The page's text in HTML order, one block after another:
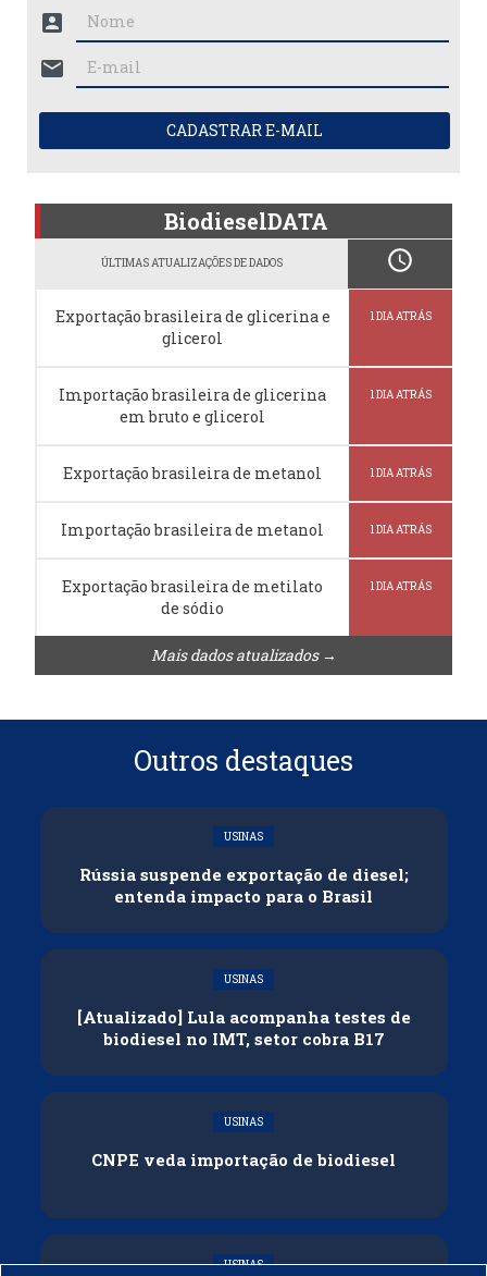
account_box
mail
CADASTRAR E-MAIL
BiodieselDATA
ÚLTIMAS ATUALIZAÇÕES DE DADOS schedule
Exportação brasileira de glicerina e
glicerol
1 DIA ATRÁS
Importação brasileira de glicerina
em bruto e glicerol
1 DIA ATRÁS
Exportação brasileira de metanol 1 DIA ATRÁS
Importação brasileira de metanol 1 DIA ATRÁS
Exportação brasileira de metilato
de sódio
1 DIA ATRÁS
Mais dados atualizados →
Outros destaques
USINAS
Rússia suspende exportação de diesel;
entenda impacto para o Brasil
USINAS
[Atualizado] Lula acompanha testes de
biodiesel no IMT, setor cobra B17
USINAS
CNPE veda importação de biodiesel
USINAS